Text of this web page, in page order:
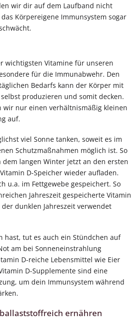
wir dir auf dem Laufband nicht
Körpereigene Immunsystem sogar
wichtigsten Vitamine für unseren
für die Immunabwehr. Den
Bedarfs kann der Körper mit
produzieren und somit decken.
wir nur einen verhältnismäßig kleinen
auf.
viel Sonne tanken, soweit es im
Schutzmaßnahmen möglich ist. So
dem langen Winter jetzt an den ersten
D-Speicher wieder aufladen.
u.a. im Fettgewebe gespeichert. So
Jahreszeit gespeicherte Vitamin
dunklen Jahreszeit verwendet
hast, tut es auch ein Stündchen auf
am bei Sonneneinstrahlung
D-reiche Lebensmittel wie Eier
D-Supplemente sind eine
um dein Immunsystem während
ernähren